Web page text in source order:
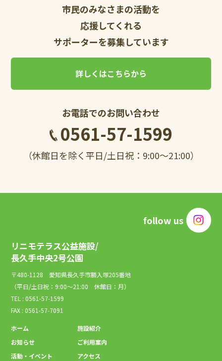
市民のみなさまの活動を
応援してくれる
サポーターを募集しています
詳しくはこちらから
お電話でのお問い合わせ
0561-57-1599
（休館日を除く平日/土日祝：9:00～21:00）
follow us
リニモテラス公益施設/
長久手中央2号公園
〒480-1128 愛知県長久手市勝入塚205番地
（平日/土日祝：9:00～21:00 休館日：月）
TEL : 0561-57-1599
FAX : 0561-57-7091
ホーム
お知らせ
活動・イベント
施設紹介
ご利用案内
アクセス